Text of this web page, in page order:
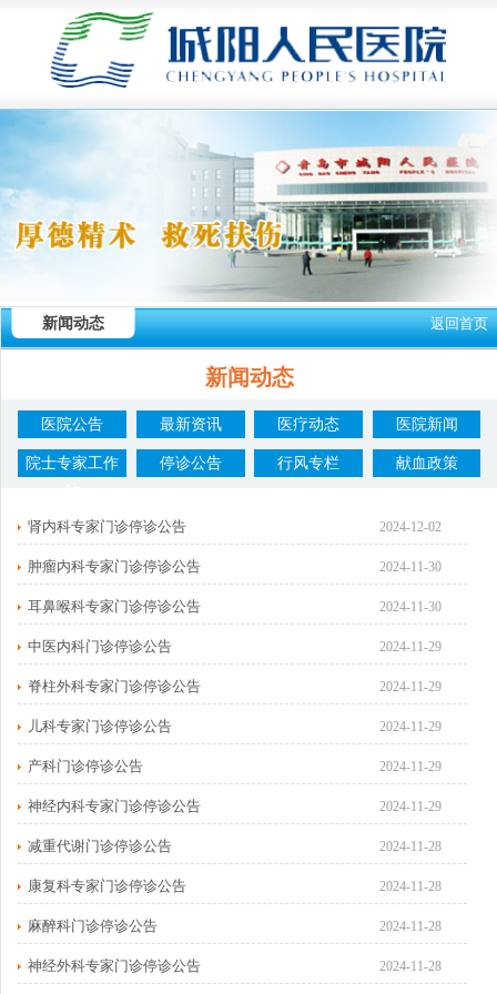
新闻动态 返回首页
新闻动态
医院公告 最新资讯 医疗动态 医院新闻
院士专家工作
停诊公告 行风专栏 献血政策
肾内科专家门诊停诊公告 2024-12-02
肿瘤内科专家门诊停诊公告 2024-11-30
耳鼻喉科专家门诊停诊公告 2024-11-30
中医内科门诊停诊公告 2024-11-29
脊柱外科专家门诊停诊公告 2024-11-29
儿科专家门诊停诊公告 2024-11-29
产科门诊停诊公告 2024-11-29
神经内科专家门诊停诊公告 2024-11-29
减重代谢门诊停诊公告 2024-11-28
康复科专家门诊停诊公告 2024-11-28
麻醉科门诊停诊公告 2024-11-28
神经外科专家门诊停诊公告 2024-11-28